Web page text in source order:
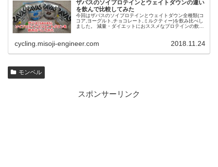
ザバスのソイプロテインとウェイトダウンの違い
を飲んで比較してみた
今回はザバスのソイプロテインとウェイトダウン全種類(コ
コア,ヨーグルト,チョコレート,ミルクティー)を飲み比べし
ました。 減量・ダイエットにおススメなプロテインの飲み
cycling.misoji-engineer.com 2018.11.24
モンベル
スポンサーリンク